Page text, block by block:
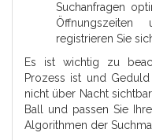
Suchanfragen
registrieren Sie
Es ist wichtig zu
Prozess ist und
nicht über Nacht
Ball und passen Sie
Algorithmen der